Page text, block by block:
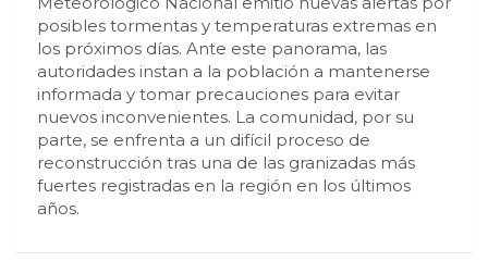
posibles tormentas y temperaturas extremas en
los próximos días. Ante este panorama, las
autoridades instan a la población a mantenerse
informada y tomar precauciones para evitar
nuevos inconvenientes. La comunidad, por su
parte, se enfrenta a un difícil proceso de
reconstrucción tras una de las granizadas más
fuertes registradas en la región en los últimos
años.